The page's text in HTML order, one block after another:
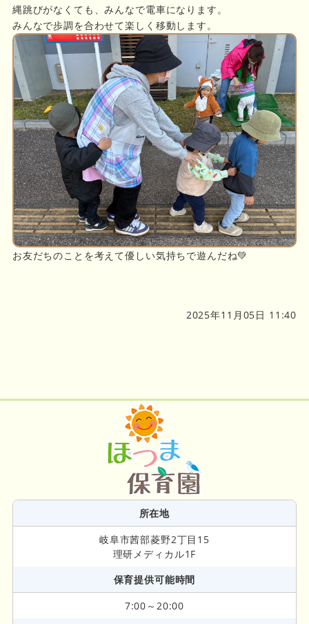
縄跳びがなくても、みんなで電車になります。
みんなで歩調を合わせて楽しく移動します。
お友だちのことを考えて優しい気持ちで遊んだね💚
2025年11月05日 11:40
所在地
岐阜市茜部菱野2丁目15
理研メディカル1F
保育提供可能時間
7:00～20:00